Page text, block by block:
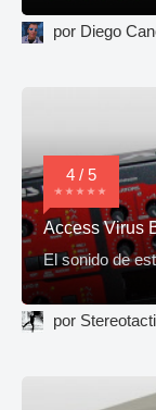
por Diego
4 / 5
Access Virus
El sonido de
por